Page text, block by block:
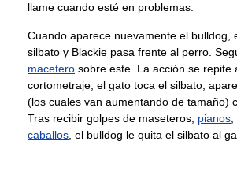
llame cuando esté en problemas.
Cuando aparece nuevamente el bulldog,
silbato y Blackie pasa frente al perro.
macetero sobre este. La acción se repite
cortometraje, el gato toca el silbato,
(los cuales van aumentando de tamaño)
Tras recibir golpes de maseteros, pianos
caballos , el bulldog le quita el silbato al